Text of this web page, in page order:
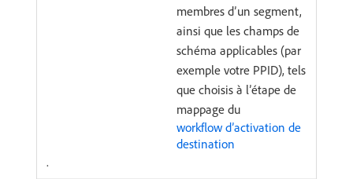
membres d’un segment,
ainsi que les champs de
schéma applicables (par
exemple votre PPID), tels
que choisis à l’étape de
mappage du
workflow d’activation de
destination
.